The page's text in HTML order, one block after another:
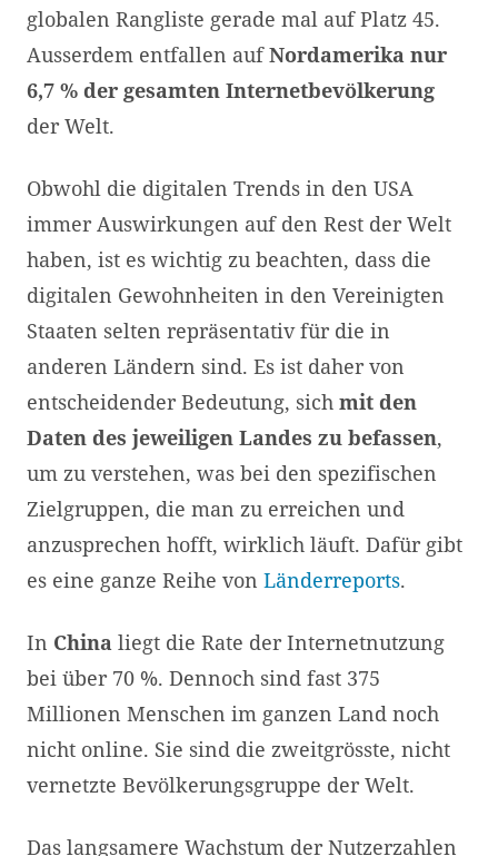
globalen Rangliste gerade mal auf Platz 45.
Ausserdem entfallen aufNordamerika nur
6,7 % der gesamten Internetbevölkerung
der Welt.
Obwohl die digitalen Trends in den USA
immer Auswirkungen auf den Rest der Welt
haben, ist es wichtig zu beachten, dass die
digitalen Gewohnheiten in den Vereinigten
Staaten selten repräsentativ für die in
anderen Ländern sind. Es ist daher von
entscheidender Bedeutung, sich mit den
Daten des jeweiligen Landes zu befassen,
um zu verstehen, was bei den spezifischen
Zielgruppen, die man zu erreichen und
anzusprechen hofft, wirklich läuft. Dafür gibt
es eine ganze Reihe von Länderreports.
In China liegt die Rate der Internetnutzung
bei über 70 %. Dennoch sind fast 375
Millionen Menschen im ganzen Land noch
nicht online. Sie sind die zweitgrösste, nicht
vernetzte Bevölkerungsgruppe der Welt.
Das langsamere Wachstum der Nutzerzahlen